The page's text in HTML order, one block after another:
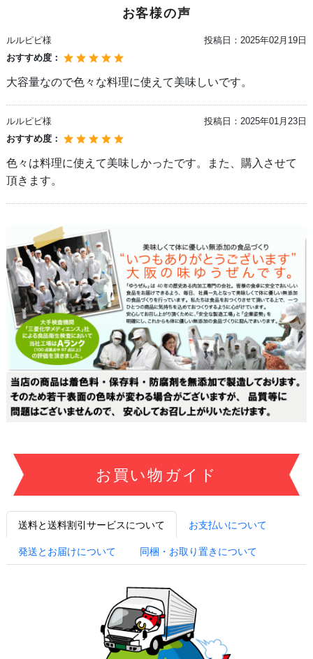
お客様の声
ルルピピ様 投稿日： 2025年02月19日
おすすめ度：
大容量なので色々な料理に使えて美味しいです。
ルルピピ様 投稿日： 2025年01月23日
おすすめ度：
色々は料理に使えて美味しかったです。また、購入させて
頂きます。
お買い物ガイド
送料と送料割引サービスについて
お支払いについて
発送とお届けについて
同梱・お取り置きについて